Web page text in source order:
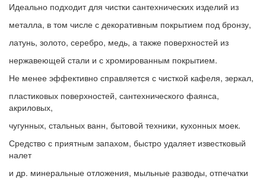
Идеально подходит для чистки сантехнических изделий из
металла, в том числе с декоративным покрытием под бронзу,
латунь, золото, серебро, медь, а также поверхностей из
нержавеющей стали и с хромированным покрытием.
Не менее эффективно справляется с чисткой кафеля, зеркал,
пластиковых поверхностей, сантехнического фаянса,
акриловых,
чугунных, стальных ванн, бытовой техники, кухонных моек.
Средство с приятным запахом, быстро удаляет известковый
налет
и др. минеральные отложения, мыльные разводы, отпечатки